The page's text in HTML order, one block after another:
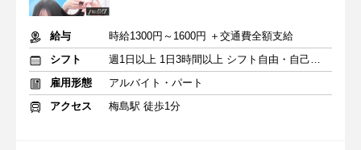
給与
時給1300円～1600円 ＋交通費全額支給
シフト
週1日以上 1日3時間以上 シフト自由・自己申告
雇用形態
アルバイト・パート
アクセス
梅島駅 徒歩1分